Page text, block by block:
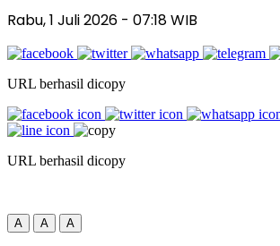
Rabu, 1 Juli 2026 - 07:18 WIB
URL berhasil dicopy
URL berhasil dicopy
A A A